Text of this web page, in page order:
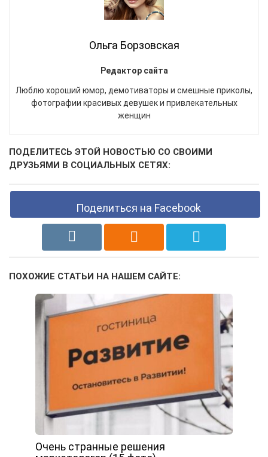
Ольга Борзовская
Редактор сайта
Люблю хороший юмор, демотиваторы и смешные приколы,
фотографии красивых девушек и привлекательных
женщин
ПОДЕЛИТЕСЬ ЭТОЙ НОВОСТЬЮ СО СВОИМИ
ДРУЗЬЯМИ В СОЦИАЛЬНЫХ СЕТЯХ:
Поделиться на Facebook
ПОХОЖИЕ СТАТЬИ НА НАШЕМ САЙТЕ:
Очень странные решения